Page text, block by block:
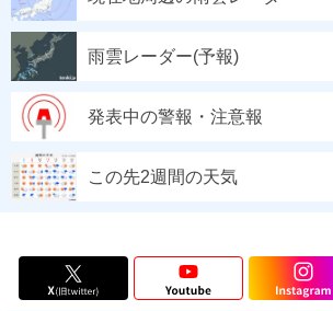
雨雲レーダー(予報)
発表中の警報・注意報
この先2週間の天気